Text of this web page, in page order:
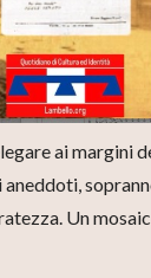
ai margini
Un